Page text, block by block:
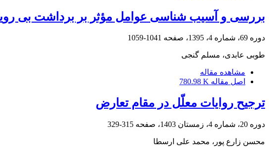
بررسی و آسیب شناسی عوامل مؤثر بر برداشت بی رویه
دوره 69، شماره 4، 1395، صفحه 1041-1059
طوبی عابدی، مسلم گنجی
مشاهده مقاله
اصل مقاله 780.98 K
ترجیح روایات معلّل در مقام تعارض
دوره 20، شماره 4، زمستان 1403، صفحه 315-329
محسن زارع پور، محمد علی ارسطا